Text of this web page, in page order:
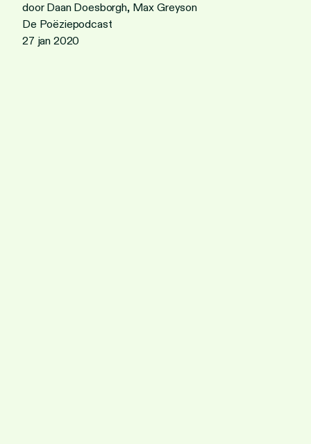
door Daan Doesborgh, Max Greyson
De Poëziepodcast
27 jan 2020